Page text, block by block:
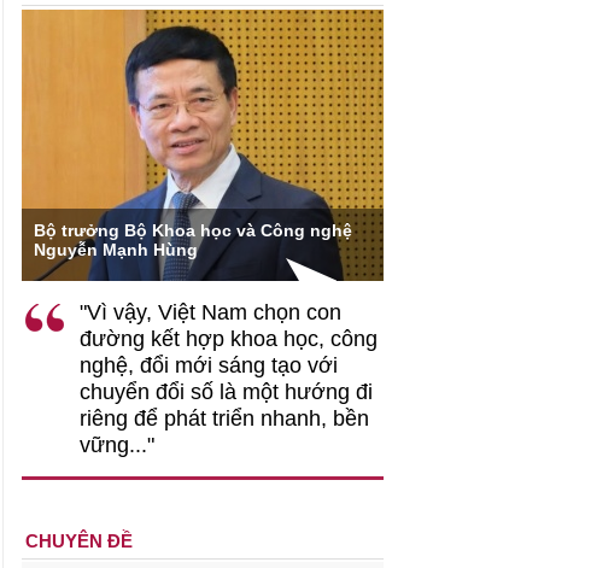
Bộ trưởng Bộ Khoa học và Công nghệ
Nguyễn Mạnh Hùng
"Vì vậy, Việt Nam chọn con
đường kết hợp khoa học, công
nghệ, đổi mới sáng tạo với
chuyển đổi số là một hướng đi
riêng để phát triển nhanh, bền
vững..."
CHUYÊN ĐỀ